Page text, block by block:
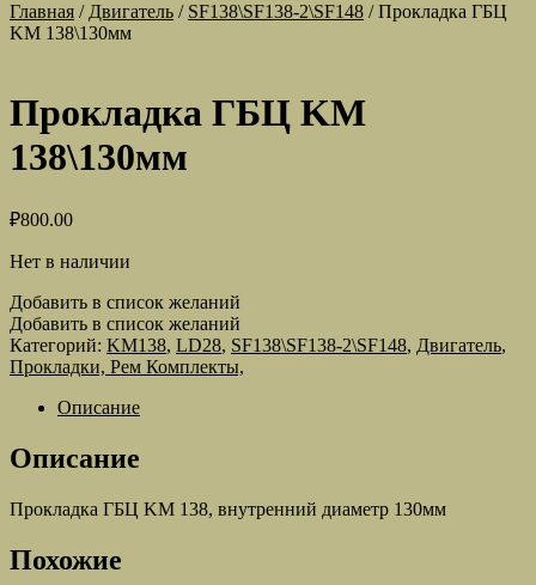
Главная / Двигатель / SF138\SF138-2\SF148 /Прокладка ГБЦ
KM 138\130мм
Прокладка ГБЦ KM
138\130мм
₽800.00
Нет в наличии
Добавить в список желаний
Добавить в список желаний
Категорий: KM138, LD28, SF138\SF138-2\SF148, Двигатель,
Прокладки, Рем Комплекты,
Описание
Описание
Прокладка ГБЦ KM 138, внутренний диаметр 130мм
Похожие